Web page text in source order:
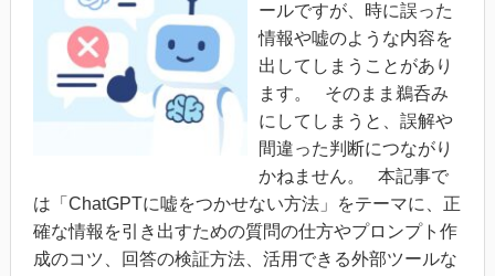
ールですが、時に誤った
情報や嘘のような内容を
出してしまうことがあり
ます。 そのまま鵜呑み
にしてしまうと、誤解や
間違った判断につながり
かねません。 本記事で
は「ChatGPTに嘘をつかせない方法」をテーマに、正
確な情報を引き出すための質問の仕方やプロンプト作
成のコツ、回答の検証方法、活用できる外部ツールな